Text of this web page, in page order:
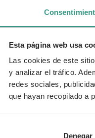
Esta página web usa
Las cookies de este
y analizar el tráfico.
redes sociales,
que hayan recopilado a
Denegar